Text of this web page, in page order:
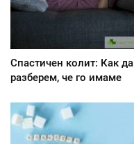
Спастичен колит: Как да
разберем, че го имаме